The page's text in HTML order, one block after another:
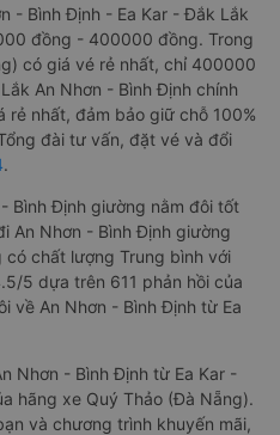
- Bình Định - Ea Kar - Đắk Lắk
đồng - 400000 đồng. Trong
có giá vé rẻ nhất, chỉ 400000
An Nhơn - Bình Định chính
rẻ nhất, đảm bảo giữ chỗ 100%
đài tư vấn, đặt vé và đổi
.
Bình Định giường nằm đôi tốt
An Nhơn - Bình Định giường
chất lượng Trung bình với
5 dựa trên 611 phản hồi của
về An Nhơn - Bình Định từ Ea
Nhơn - Bình Định từ Ea Kar -
hãng xe Quý Thảo (Đà Nẵng).
và chương trình khuyến mãi,